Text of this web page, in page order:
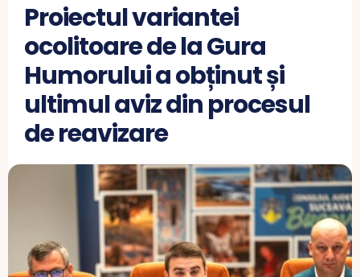
Proiectul variantei
ocolitoare de la Gura
Humorului a obținut și
ultimul aviz din procesul
de reavizare